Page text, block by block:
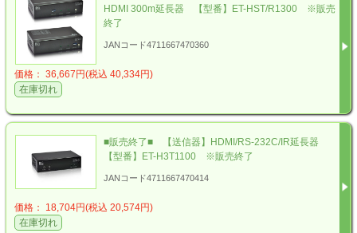
HDMI 300m延長器 【型番】ET-HST/R1300 ※販売
終了
JANコード4711667470360
価格： 36,667円(税込 40,334円)
在庫切れ
■販売終了■ 【送信器】HDMI/RS-232C/IR延長器
【型番】ET-H3T1100 ※販売終了
JANコード4711667470414
価格： 18,704円(税込 20,574円)
在庫切れ